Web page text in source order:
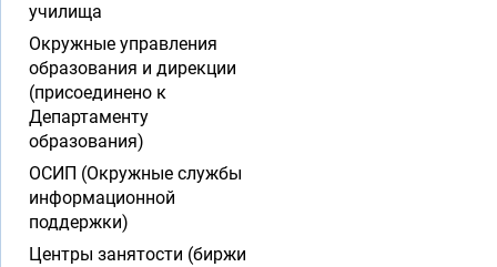
училища
Окружные управления
образования и дирекции
(присоединено к
Департаменту
образования)
ОСИП (Окружные службы
информационной
поддержки)
Центры занятости (биржи